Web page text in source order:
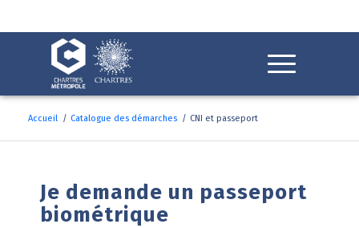
chat
Accueil / Catalogue des démarches / CNI et passeport
CNI et passeport
Je demande un passeport
biométrique